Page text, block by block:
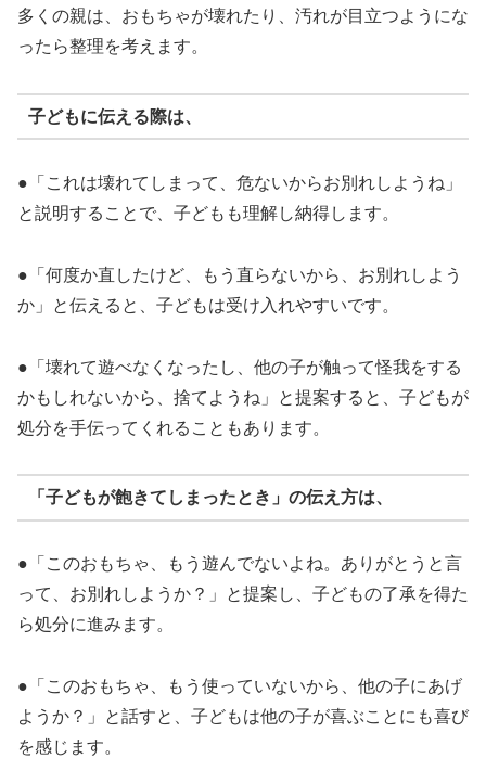
多くの親は、おもちゃが壊れたり、汚れが目立つようにな
ったら整理を考えます。
子どもに伝える際は、
●「これは壊れてしまって、危ないからお別れしようね」
と説明することで、子どもも理解し納得します。
●「何度か直したけど、もう直らないから、お別れしよう
か」と伝えると、子どもは受け入れやすいです。
●「壊れて遊べなくなったし、他の子が触って怪我をする
かもしれないから、捨てようね」と提案すると、子どもが
処分を手伝ってくれることもあります。
「子どもが飽きてしまったとき」の伝え方は、
●「このおもちゃ、もう遊んでないよね。ありがとうと言
って、お別れしようか？」と提案し、子どもの了承を得た
ら処分に進みます。
●「このおもちゃ、もう使っていないから、他の子にあげ
ようか？」と話すと、子どもは他の子が喜ぶことにも喜び
を感じます。